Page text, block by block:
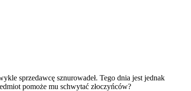
sprzedawcę sznurowadeł. Tego dnia jest jednak
pomoże mu schwytać złoczyńców?